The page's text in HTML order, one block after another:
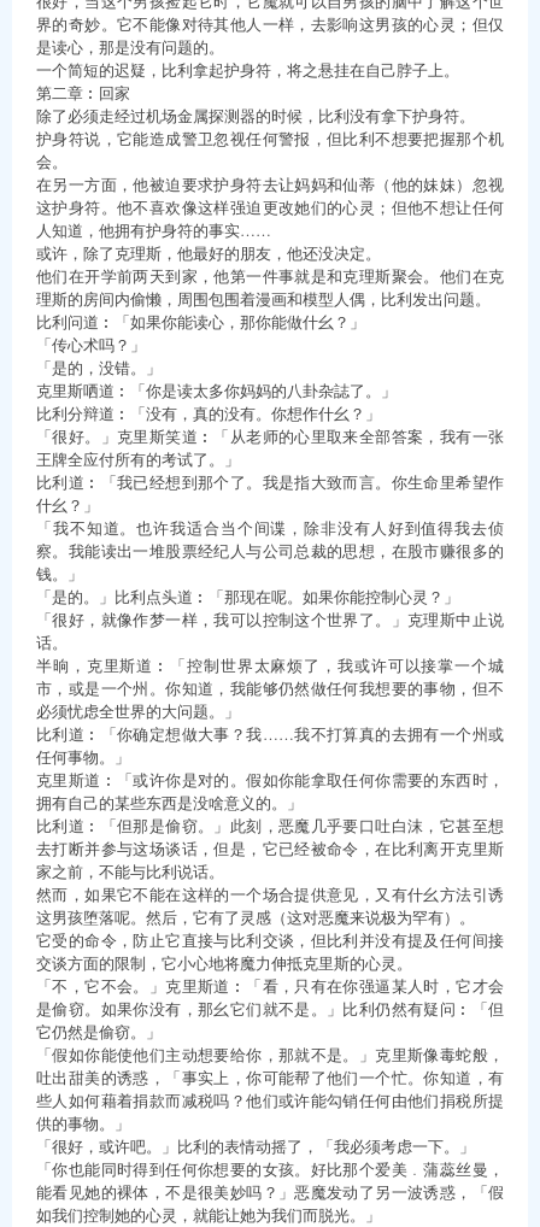
界的奇妙。它不能像对待其他人一样，去影响这男孩的心灵；但仅
是读心，那是没有问题的。
一个简短的迟疑，比利拿起护身符，将之悬挂在自己脖子上。
第二章︰回家
除了必须走经过机场金属探测器的时候，比利没有拿下护身符。
护身符说，它能造成警卫忽视任何警报，但比利不想要把握那个机
会。
在另一方面，他被迫要求护身符去让妈妈和仙蒂（他的妹妹）忽视
这护身符。他不喜欢像这样强迫更改她们的心灵；但他不想让任何
人知道，他拥有护身符的事实……
或许，除了克理斯，他最好的朋友，他还没决定。
他们在开学前两天到家，他第一件事就是和克理斯聚会。他们在克
理斯的房间内偷懒，周围包围着漫画和模型人偶，比利发出问题。
比利问道︰「如果你能读心，那你能做什幺？」
「传心术吗？」
「是的，没错。」
克里斯哂道︰「你是读太多你妈妈的八卦杂誌了。」
比利分辩道︰「没有，真的没有。你想作什幺？」
「很好。」克里斯笑道︰「从老师的心里取来全部答案，我有一张
王牌全应付所有的考试了。」
比利道︰「我已经想到那个了。我是指大致而言。你生命里希望作
什幺？」
「我不知道。也许我适合当个间谍，除非没有人好到值得我去侦
察。我能读出一堆股票经纪人与公司总裁的思想，在股市赚很多的
钱。」
「是的。」比利点头道︰「那现在呢。如果你能控制心灵？」
「很好，就像作梦一样，我可以控制这个世界了。」克理斯中止说
话。
半晌，克里斯道︰「控制世界太麻烦了，我或许可以接掌一个城
市，或是一个州。你知道，我能够仍然做任何我想要的事物，但不
必须忧虑全世界的大问题。」
比利道︰「你确定想做大事？我……我不打算真的去拥有一个州或
任何事物。」
克里斯道︰「或许你是对的。假如你能拿取任何你需要的东西时，
拥有自己的某些东西是没啥意义的。」
比利道︰「但那是偷窃。」此刻，恶魔几乎要口吐白沫，它甚至想
去打断并参与这场谈话，但是，它已经被命令，在比利离开克里斯
家之前，不能与比利说话。
然而，如果它不能在这样的一个场合提供意见，又有什幺方法引诱
这男孩堕落呢。然后，它有了灵感（这对恶魔来说极为罕有）。
它受的命令，防止它直接与比利交谈，但比利并没有提及任何间接
交谈方面的限制，它小心地将魔力伸抵克里斯的心灵。
「不，它不会。」克里斯道︰「看，只有在你强逼某人时，它才会
是偷窃。如果你没有，那幺它们就不是。」比利仍然有疑问︰「但
它仍然是偷窃。」
「假如你能使他们主动想要给你，那就不是。」克里斯像毒蛇般，
吐出甜美的诱惑，「事实上，你可能帮了他们一个忙。你知道，有
些人如何藉着捐款而减税吗？他们或许能勾销任何由他们捐税所提
供的事物。」
「很好，或许吧。」比利的表情动摇了，「我必须考虑一下。」
「你也能同时得到任何你想要的女孩。好比那个爱美﹒蒲蕊丝曼，
能看见她的裸体，不是很美妙吗？」恶魔发动了另一波诱惑，「假
如我们控制她的心灵，就能让她为我们而脱光。」